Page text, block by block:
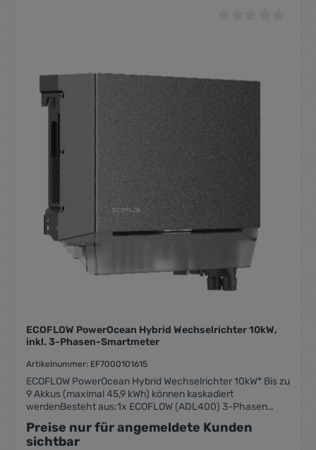
ECOFLOW PowerOcean Hybrid Wechselrichter 10kW,
inkl. 3-Phasen-Smartmeter
Artikelnummer: EF7000101615
ECOFLOW PowerOcean Hybrid Wechselrichter 10kW* Bis zu
9 Akkus (maximal 45,9 kWh) können kaskadiert
werdenBesteht aus:1x ECOFLOW (ADL400) 3-Phasen
SmartMeter (EF5008604013)1x EcoFlow PowerOcean
10kW Wechselrichter
Preise nur für angemeldete Kunden
sichtbar